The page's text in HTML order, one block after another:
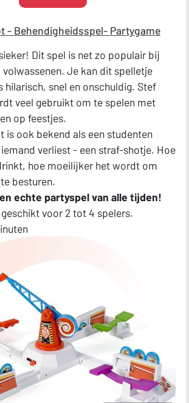
- Behendigheidsspel- Partygame
Dit spel is net zo populair bij
Je kan dit spelletje
hilarisch, snel en onschuldig. Stef
veel gebruikt om te spelen met
op feestjes.
is ook bekend als een studenten
verliest - een straf-shotje. Hoe
hoe moeilijker het wordt om
besturen.
echte partyspel van alle tijden!
voor 2 tot 4 spelers.